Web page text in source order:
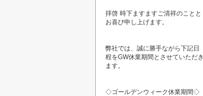
拝啓 時下ますますご清祥のことと
お喜び申し上げます。
弊社では、誠に勝手ながら下記日
程をGW休業期間とさせていただき
ます。
◇ゴールデンウィーク休業期間◇